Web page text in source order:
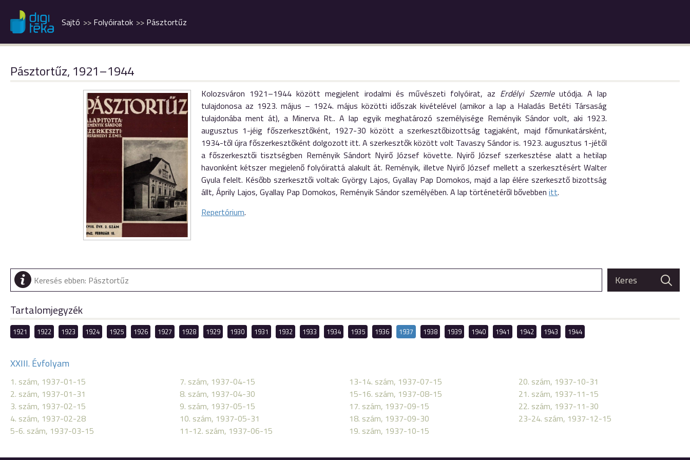
Pásztortűz
Folyóiratok
Sajtó
Pásztortűz, 1921–1944
Kolozsváron 1921–1944 között megjelent irodalmi és művészeti folyóirat, az Erdélyi Szemleutódja. A lap
tulajdonosa az 1923. május – 1924. május közötti időszak kivételével (amikor a lap a Haladás Betéti Társaság
tulajdonába ment át), a Minerva Rt.. A lap egyik meghatározó személyisége Reményik Sándor volt, aki 1923.
augusztus 1-jéig főszerkesztőként, 1927-30 között a szerkesztőbizottság tagjaként, majd főmunkatársként,
1934-től újra főszerkesztőként dolgozott itt. A szerkesztők között volt Tavaszy Sándor is. 1923. augusztus 1-jétől
a főszerkesztői tisztségben Reményik Sándort Nyirő József követte. Nyirő József szerkesztése alatt a hetilap
havonként kétszer megjelenő folyóirattá alakult át. Reményik, illetve Nyirő József mellett a szerkesztésért Walter
Gyula felelt. Később szerkesztői voltak: György Lajos, Gyallay Pap Domokos, majd a lap élére szerkesztő bizottság
állt, Áprily Lajos, Gyallay Pap Domokos, Reményik Sándor személyében. A lap történetéről bővebben itt.
Repertórium.
Tartalomjegyzék
1921 1922 1923 1924 1925 1926 1927 1928 1929 1930 1931 1932 1933 1934 1935 1936 1937 1938 1939 1940 1941 1942 1943 1944
XXIII. Évfolyam
1. szám, 1937-01-15
2. szám, 1937-01-31
3. szám, 1937-02-15
4. szám, 1937-02-28
5-6. szám, 1937-03-15
7. szám, 1937-04-15
8. szám, 1937-04-30
9. szám, 1937-05-15
10. szám, 1937-05-31
11-12. szám, 1937-06-15
13-14. szám, 1937-07-15
15-16. szám, 1937-08-15
17. szám, 1937-09-15
18. szám, 1937-09-30
19. szám, 1937-10-15
20. szám, 1937-10-31
21. szám, 1937-11-15
22. szám, 1937-11-30
23-24. szám, 1937-12-15